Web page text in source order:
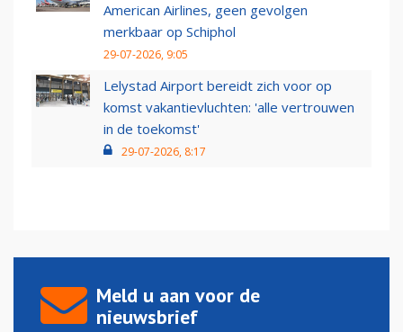
American Airlines, geen gevolgen
merkbaar op Schiphol
29-07-2026, 9:05
Lelystad Airport bereidt zich voor op
komst vakantievluchten: 'alle vertrouwen
in de toekomst'
29-07-2026, 8:17
Meld u aan voor de
nieuwsbrief